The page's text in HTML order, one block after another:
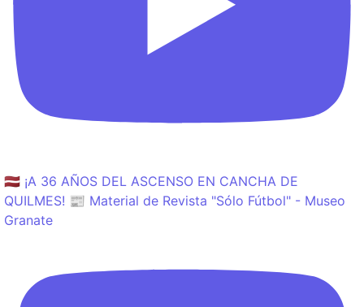
🇱🇻 ¡A 36 AÑOS DEL ASCENSO EN CANCHA DE
QUILMES! 📰 Material de Revista "Sólo Fútbol" - Museo
Granate